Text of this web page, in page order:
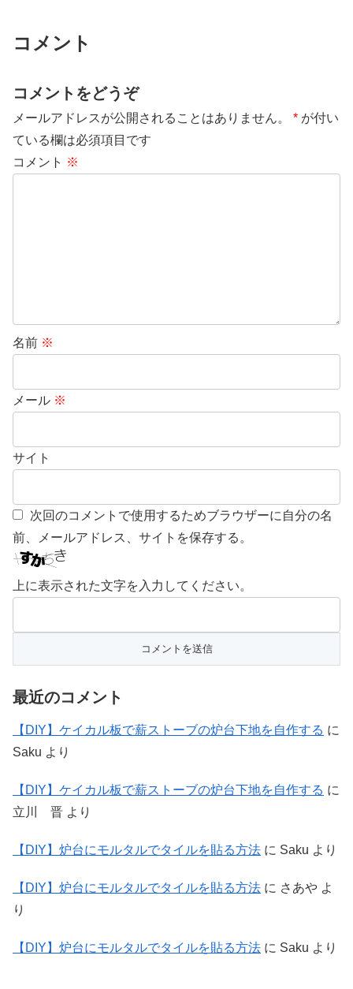
コメント
コメントをどうぞ
メールアドレスが公開されることはありません。 * が付い
ている欄は必須項目です
コメント ※
名前 ※
メール ※
サイト
次回のコメントで使用するためブラウザーに自分の名
前、メールアドレス、サイトを保存する。
上に表示された文字を入力してください。
最近のコメント
【DIY】ケイカル板で薪ストーブの炉台下地を自作する に
Saku より
【DIY】ケイカル板で薪ストーブの炉台下地を自作する に
立川 晋 より
【DIY】炉台にモルタルでタイルを貼る方法 に Saku より
【DIY】炉台にモルタルでタイルを貼る方法 に さあや よ
り
【DIY】炉台にモルタルでタイルを貼る方法 に Saku より